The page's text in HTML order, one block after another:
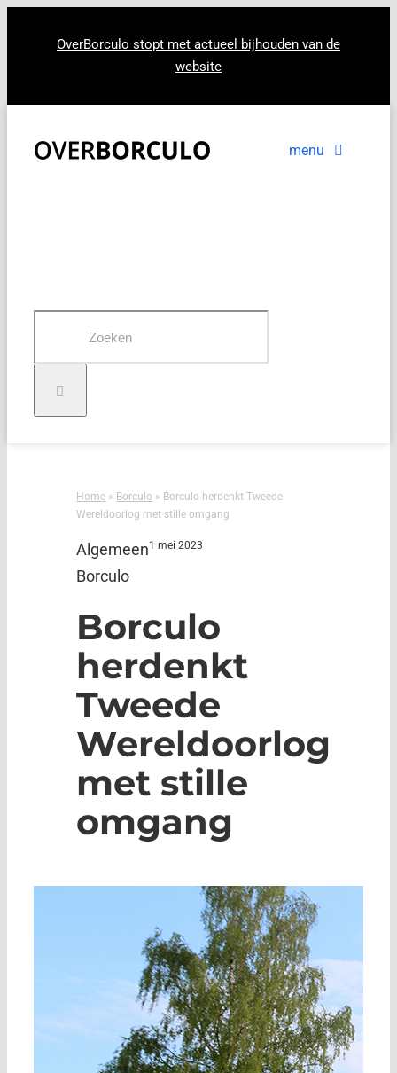
OverBorculo stopt met actueel bijhouden van de
website
menu
Home » Borculo » Borculo herdenkt Tweede
Wereldoorlog met stille omgang
Algemeen
Borculo
1 mei 2023
Borculo
herdenkt
Tweede
Wereldoorlog
met stille
omgang